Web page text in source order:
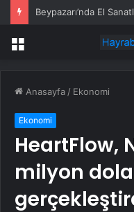
Beypazarı’nda El
Menü
Anasayfa / Ekonomi
Ekonomi
HeartFlow,
milyon